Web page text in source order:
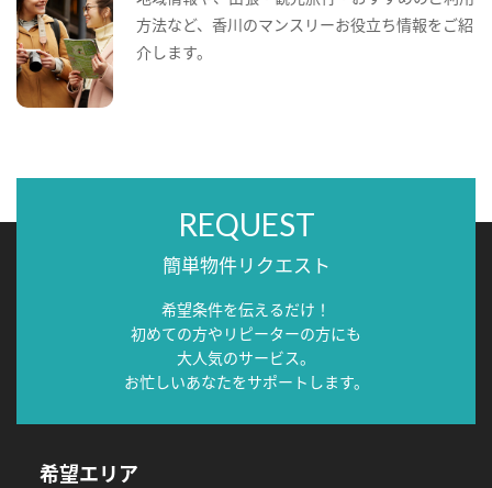
方法など、香川のマンスリーお役立ち情報をご紹
介します。
REQUEST
簡単物件リクエスト
希望条件を伝えるだけ！
初めての方やリピーターの方にも
大人気のサービス。
お忙しいあなたをサポートします。
希望エリア